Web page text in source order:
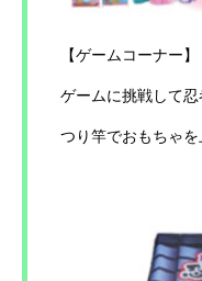
【ゲームコーナー】
ゲームに挑戦して
つり竿でおもちゃを